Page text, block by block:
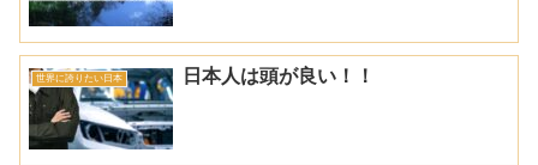
世界に誇りたい日本 日本人は頭が良い！！